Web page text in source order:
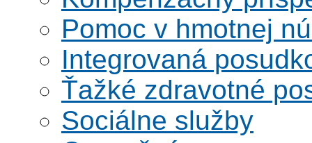
Pomoc v hmotnej
Integrovaná
Ťažké zdravotné
Sociálne služby